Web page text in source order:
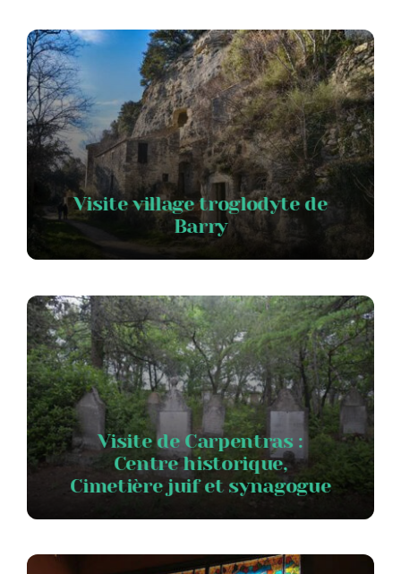
Visite village troglodyte de
Barry
Visite de Carpentras :
Centre historique,
Cimetière juif et synagogue